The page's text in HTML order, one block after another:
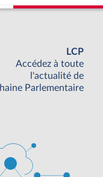
LCP
Accédez à toute
l'actualité de
Parlementaire